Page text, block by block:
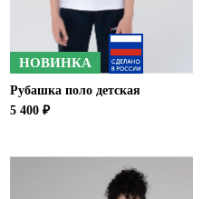
НОВИНКА
Рубашка поло детская
5 400 ₽